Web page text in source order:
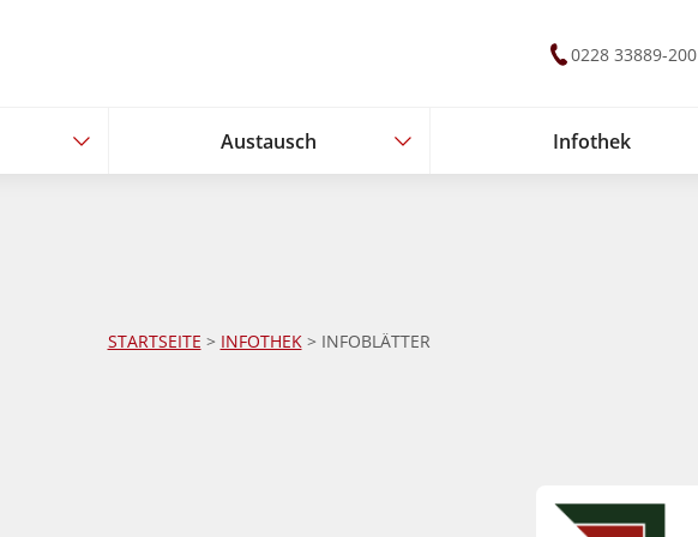
0228 33889-200
Austausch
Austausch Infothek
Infothek
STARTSEITE > INFOTHEK> INFOBLÄTTER